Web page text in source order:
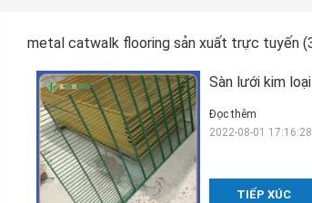
metal catwalk flooring sản xuất trực tuyến
Sàn lưới kim
TIẾP XÚC
Đọc thêm
2022-08-01 17:16:28